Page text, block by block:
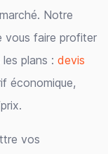
Notre
vous faire profiter
plans : devis
économique,
vos